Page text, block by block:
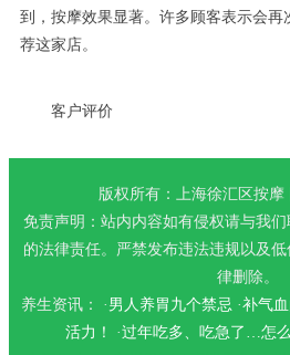
到，按摩效果显著。许多顾客表示会再
荐这家店。
客户评价
版权所有：上海徐汇区按摩
免责声明：站内内容如有侵权请与我
的法律责任。严禁发布违法违规以及
律删除。
养生资讯： · 男人养胃九个禁忌 ·补气
活力！
·过年吃多、吃急了…怎